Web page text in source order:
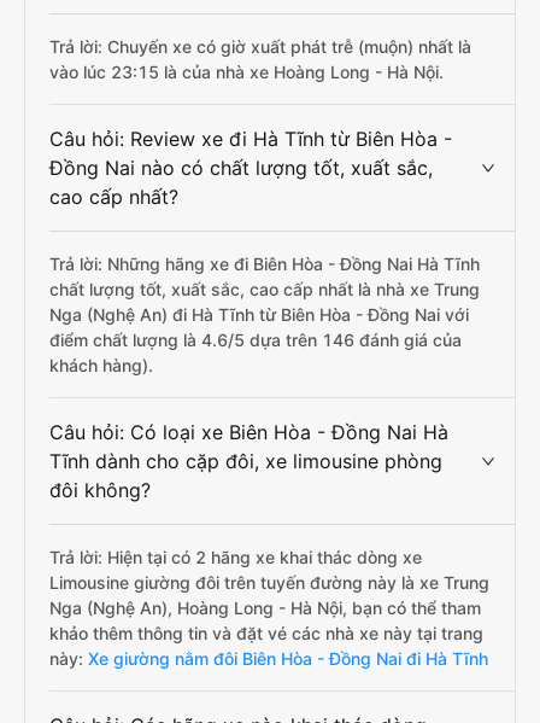
Trả lời: Chuyến xe có giờ xuất phát trễ (muộn) nhất là
vào lúc 23:15 là của nhà xe Hoàng Long - Hà Nội.
Câu hỏi: Review xe đi Hà Tĩnh từ Biên Hòa -
Đồng Nai nào có chất lượng tốt, xuất sắc,
cao cấp nhất?
Trả lời: Những hãng xe đi Biên Hòa - Đồng Nai Hà Tĩnh
chất lượng tốt, xuất sắc, cao cấp nhất là nhà xe Trung
Nga (Nghệ An) đi Hà Tĩnh từ Biên Hòa - Đồng Nai với
điểm chất lượng là 4.6/5 dựa trên 146 đánh giá của
khách hàng).
Câu hỏi: Có loại xe Biên Hòa - Đồng Nai Hà
Tĩnh dành cho cặp đôi, xe limousine phòng
đôi không?
Trả lời: Hiện tại có 2 hãng xe khai thác dòng xe
Limousine giường đôi trên tuyến đường này là xe Trung
Nga (Nghệ An), Hoàng Long - Hà Nội, bạn có thể tham
khảo thêm thông tin và đặt vé các nhà xe này tại trang
này: Xe giường nằm đôi Biên Hòa - Đồng Nai đi Hà Tĩnh